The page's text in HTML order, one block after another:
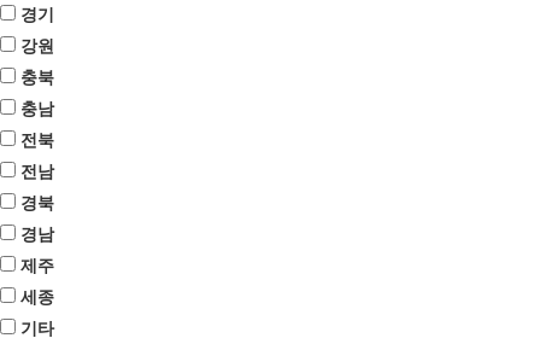
경기
강원
충북
충남
전북
전남
경북
경남
제주
세종
기타